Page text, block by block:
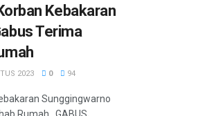
Kebakaran
Terima
2023 0 94
Sunggingwarno